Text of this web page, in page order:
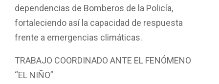
dependencias de Bomberos de la Policía,
fortaleciendo así la capacidad de respuesta
frente a emergencias climáticas.
TRABAJO COORDINADO ANTE EL FENÓMENO
“EL NIÑO”